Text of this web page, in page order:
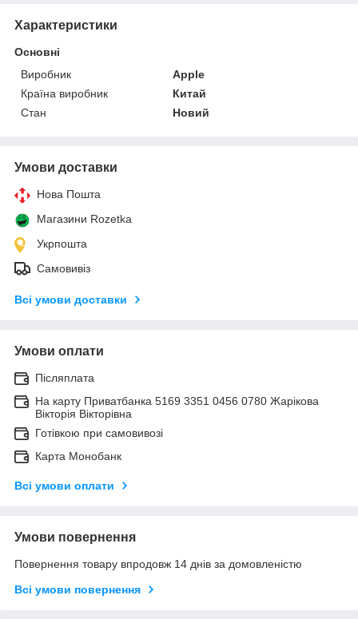
Характеристики
Основні
Виробник
Apple
Країна виробник
Китай
Стан
Новий
Умови доставки
Нова Пошта
Магазини Rozetka
Укрпошта
Самовивіз
Всі умови доставки
Умови оплати
Післяплата
На карту Приватбанка 5169 3351 0456 0780 Жарікова
Вікторія Вікторівна
Готівкою при самовивозі
Карта Монобанк
Всі умови оплати
Умови повернення
Повернення товару впродовж 14 днів за домовленістю
Всі умови повернення